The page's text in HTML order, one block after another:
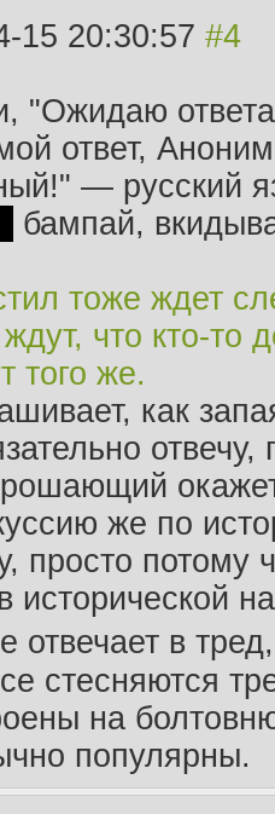
15 20:30:57
"Ожидаю
ответ,
— русский
бампай,
тоже ждет
что кто-то
того же.
как
отвечу,
же по
просто потому
исторической
в тред,
стесняются
на
популярны.